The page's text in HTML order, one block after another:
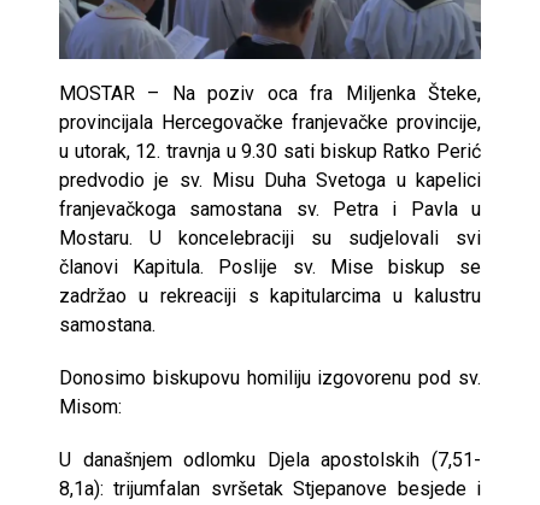
MOSTAR – Na poziv oca fra Miljenka Šteke,
provincijala Hercegovačke franjevačke provincije,
u utorak, 12. travnja u 9.30 sati biskup Ratko Perić
predvodio je sv. Misu Duha Svetoga u kapelici
franjevačkoga samostana sv. Petra i Pavla u
Mostaru. U koncelebraciji su sudjelovali svi
članovi Kapitula. Poslije sv. Mise biskup se
zadržao u rekreaciji s kapitularcima u kalustru
samostana.
Donosimo biskupovu homiliju izgovorenu pod sv.
Misom:
U današnjem odlomku Djela apostolskih (7,51-
8,1a): trijumfalan svršetak Stjepanove besjede i